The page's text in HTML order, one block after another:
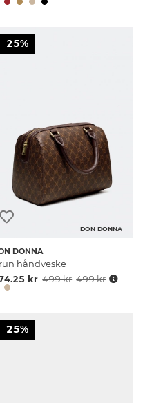
25%
DON DONNA
DONNA
håndveske
kr 499 kr 499 kr
25%